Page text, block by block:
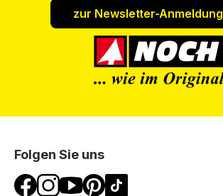
zur Newsletter-Anmeldung
Folgen Sie uns